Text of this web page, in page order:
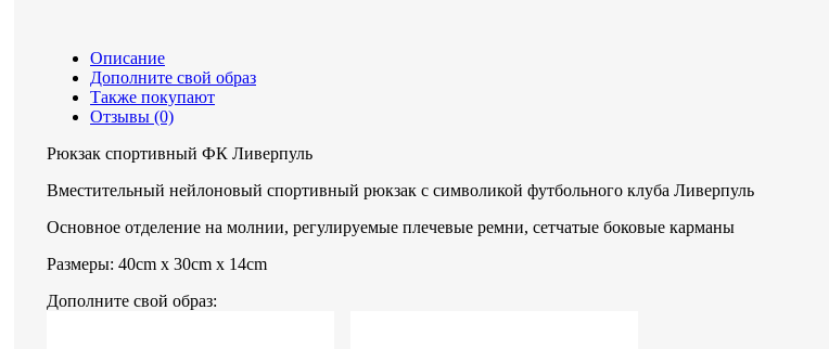
Описание
Дополните свой образ
Также покупают
Отзывы (0)
Рюкзак спортивный ФК Ливерпуль
Вместительный нейлоновый спортивный рюкзак с символикой футбольного клуба Ливерпуль
Основное отделение на молнии, регулируемые плечевые ремни, сетчатые боковые карманы
Размеры: 40cm x 30cm x 14cm
Дополните свой образ: